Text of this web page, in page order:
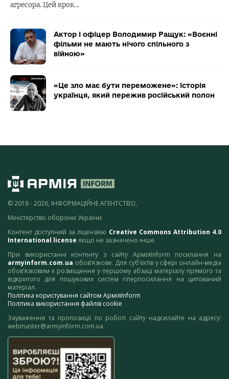
агресора. Цей крок…
Актор і офіцер Володимир Ращук: «Воєнні
фільми не мають нічого спільного з
війною»
«Це зло має бути переможене»: історія
українця, який пережив російський полон
© 2018 - 2026, ІНФОРМАЦІЙНЕ АГЕНТСТВО,
Міністерство оборони України
Контент доступний за ліцензією Creative Commons Attribution 4.0
International license якщо не зазначено інше.
При використанні контенту з сайту АрміяInform посилання на
armyinform.com.ua обов’язкове. Для суб’єктів у сфері онлайн-медіа
обов’язковим є розміщення у першому абзаці матеріалу прямого та
відкритого для пошукових систем гіперпосилання на цитований
матеріал.
Політика користування сайтом АрміяInform
Політика використання файлів cookie
Зауваження та пропозиції по роботі сайту надсилайте на адресу:
webmaster@armyinform.com.ua